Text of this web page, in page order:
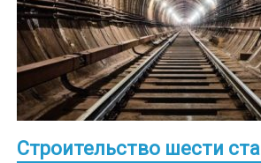
Строительство шести